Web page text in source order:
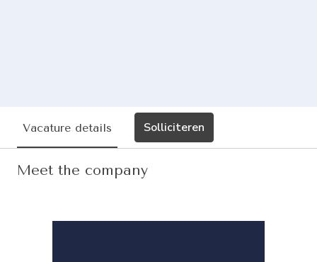
Vacature details Solliciteren
Meet the company